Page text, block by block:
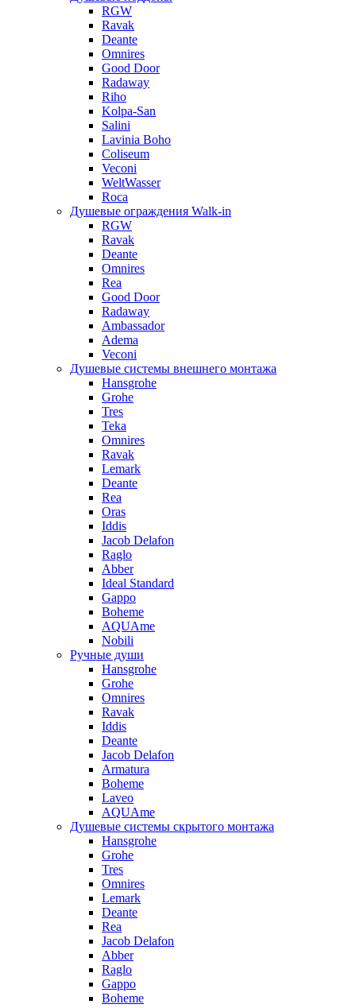
RGW
Ravak
Deante
Omnires
Good Door
Radaway
Riho
Kolpa-San
Salini
Lavinia Boho
Coliseum
Veconi
WeltWasser
Roca
Душевые ограждения Walk-in
RGW
Ravak
Deante
Omnires
Rea
Good Door
Radaway
Ambassador
Adema
Veconi
Душевые системы внешнего монтажа
Hansgrohe
Grohe
Tres
Teka
Omnires
Ravak
Lemark
Deante
Rea
Oras
Iddis
Jacob Delafon
Raglo
Abber
Ideal Standard
Gappo
Boheme
AQUAme
Nobili
Ручные души
Hansgrohe
Grohe
Omnires
Ravak
Iddis
Deante
Jacob Delafon
Armatura
Boheme
Laveo
AQUAme
Душевые системы скрытого монтажа
Hansgrohe
Grohe
Tres
Omnires
Lemark
Deante
Rea
Jacob Delafon
Abber
Raglo
Gappo
Boheme